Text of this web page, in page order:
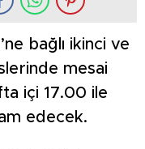
bağlı ikinci ve
mesai
içi 17.00 ile
edecek.